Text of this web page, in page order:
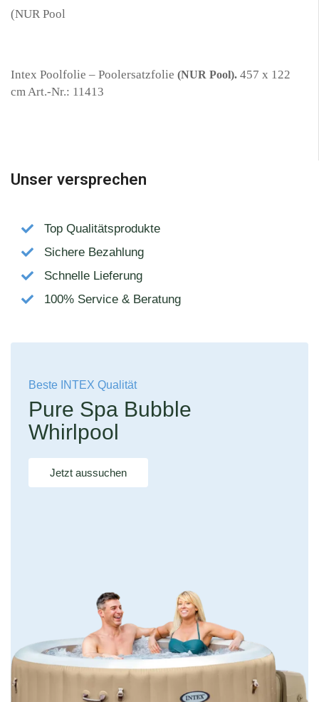
(NUR Pool
Intex Poolfolie – Poolersatzfolie (NUR Pool). 457 x 122
cm Art.-Nr.: 11413
Unser versprechen
Top Qualitätsprodukte
Sichere Bezahlung
Schnelle Lieferung
100% Service & Beratung
Beste INTEX Qualität
Pure Spa Bubble
Whirlpool
Jetzt aussuchen